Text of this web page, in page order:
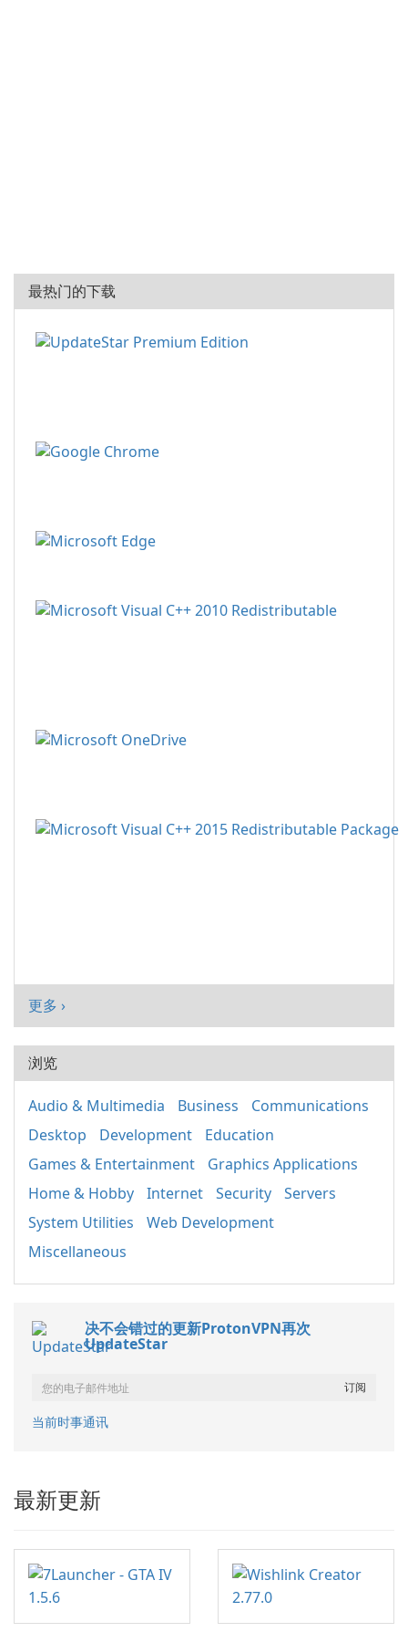
最热门的下载
更多 ›
浏览
Audio & Multimedia Business
Communications
Desktop
Development
Education
Games & Entertainment
Graphics Applications
Home & Hobby
Internet Security
Servers
System Utilities
Web Development
Miscellaneous
决不会错过的更新ProtonVPN再次
UpdateStar
当前时事通讯
最新更新